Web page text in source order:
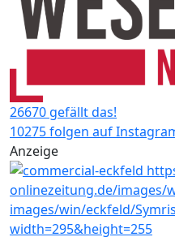
26670 gefällt das!
10275 folgen auf
Anzeige